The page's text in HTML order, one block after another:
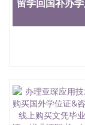
留学回国补办